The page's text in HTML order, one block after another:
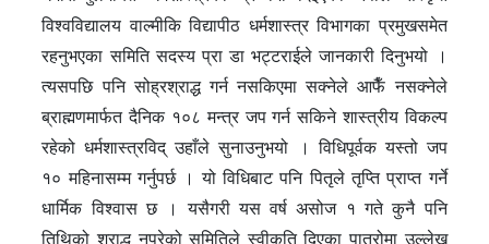
विश्वविद्यालय वाल्मीकि विद्यापीठ धर्मशास्त्र विभागका प्रमुखसमेत
रहनुभएका समिति सदस्य प्रा डा भट्टराईले जानकारी दिनुभयो ।
त्यसपछि पनि सोह्रश्राद्ध गर्न नसकिएमा सक्नेले आफैँ नसक्नेले
ब्राह्मणमार्फत दैनिक १०८ मन्त्र जप गर्न सकिने शास्त्रीय विकल्प
रहेको धर्मशास्त्रविद् उहाँले सुनाउनुभयो । विधिपूर्वक यस्तो जप
१० महिनासम्म गर्नुपर्छ । यो विधिबाट पनि पितृले तृप्ति प्राप्त गर्ने
धार्मिक विश्वास छ । यसैगरी यस वर्ष असोज १ गते कुनै पनि
तिथिको श्राद्ध नपरेको समितिले स्वीकृति दिएका पात्रोमा उल्लेख